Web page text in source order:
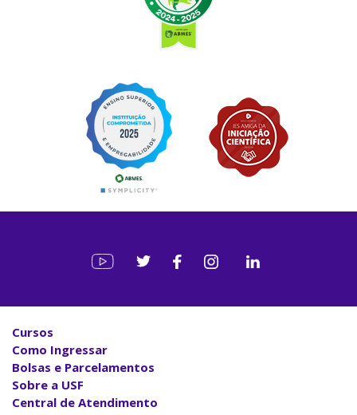
Cursos
Como Ingressar
Bolsas e Parcelamentos
Sobre a USF
Central de Atendimento